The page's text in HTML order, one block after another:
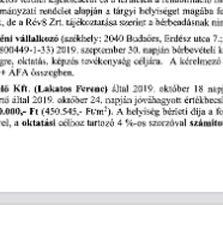
rendelet alapján a tárgyi helyiséget magába
de a Rév8 Zrt. tájékoztatása szerint a bérbeadásnak
vállalkozó (székhely: 2040 Budaörs, Erdész utca 7.;
1-33) 2019. szeptember 30. napján bérbevételi
oktatás, képzés tevékenység céljára. A kérelmező
+ ÁFA összegben.
ő Kft. (Lakatos Ferenc) által 2019. október 18
ő által 2019. október 24. napján jóváhagyott
Ft (450.545,- Ft/m2). A helyiség bérleti díja a
a oktatási célhoz tartozó 4 %-os szorzóval